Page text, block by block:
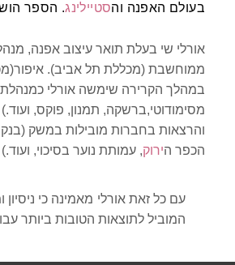
בעולם האפנה והסטיילינג. הספר הושק
אורלי שי בעלת תואר עיצוב אפנה,
ממוחשבת (מכללת תל אביב).
במהלך הקרירה שימשה אורלי
מסימודוטי,ברשקה, תמנון, פוקס, ועוד.)
והרצאות בחברות מובילות במשק
הכפר הירוק, עמותת נוער בסיכוי, ועוד.)
עם כל זאת אורלי מאמינה כי
המוביל לתוצאות הטובות ביותר